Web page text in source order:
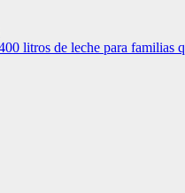
de leche para familias